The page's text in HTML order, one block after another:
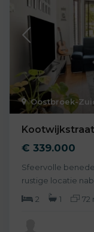
Oostbroek-
Kootwijkstraat
€ 339.000
Sfeervolle
rustige locatie
2
1 72